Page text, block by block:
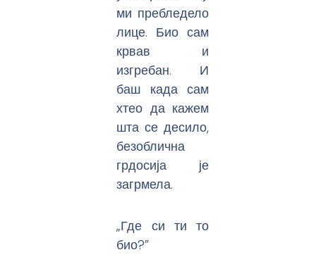
ми пребледело
лице. Био сам
крвав и
изгребан. И
баш када сам
хтео да кажем
шта се десило,
безоблична
грдосија је
загрмела.
„Где си ти то
био?”